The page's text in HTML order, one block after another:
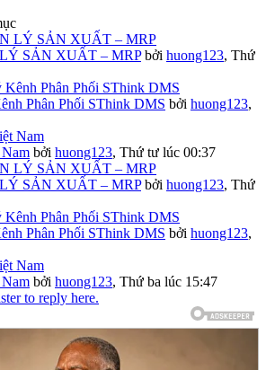
SẢN XUẤT – MRP bởi huong123, Thứ
Phân Phối SThink DMS bởi huong123,
bởi huong123, Thứ tư lúc 00:37
SẢN XUẤT – MRP bởi huong123, Thứ
Phân Phối SThink DMS bởi huong123,
bởi huong123, Thứ ba lúc 15:47
to reply here.